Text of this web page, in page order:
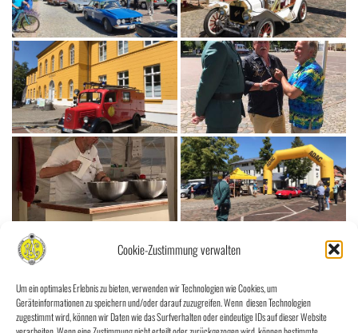
Cookie-Zustimmung verwalten
Um ein optimales Erlebnis zu bieten, verwenden wir Technologien wie Cookies, um
Geräteinformationen zu speichern und/oder darauf zuzugreifen. Wenn diesen Technologien
zugestimmt wird, können wir Daten wie das Surfverhalten oder eindeutige IDs auf dieser Website